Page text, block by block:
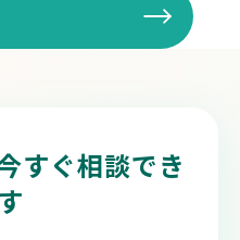
ーソナリ
すぐ相談でき